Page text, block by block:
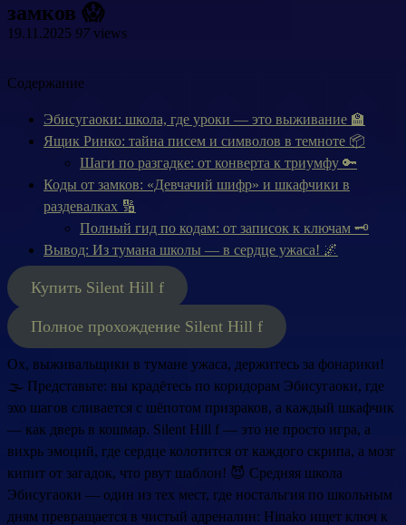
замков 😱
19.11.2025 97 views
Содержание
Эбисугаоки: школа, где уроки — это выживание 🏫
Ящик Ринко: тайна писем и символов в темноте 📦
Шаги по разгадке: от конверта к триумфу 🔑
Коды от замков: «Девчачий шифр» и шкафчики в
раздевалках 🔢
Полный гид по кодам: от записок к ключам 🗝️
Вывод: Из тумана школы — в сердце ужаса! 🌌
Купить Silent Hill f
Полное прохождение Silent Hill f
Ох, выживальщики в тумане ужаса, держитесь за фонарики!
🌫️ Представьте: вы крадётесь по коридорам Эбисугаоки, где
эхо шагов сливается с шёпотом призраков, а каждый шкафчик
— как дверь в кошмар. Silent Hill f — это не просто игра, а
вихрь эмоций, где сердце колотится от каждого скрипа, а мозг
кипит от загадок, что рвут шаблон! 😈 Средняя школа
Эбисугаоки — один из тех мест, где ностальгия по школьным
дням превращается в чистый адреналин: Hinako ищет ключ к